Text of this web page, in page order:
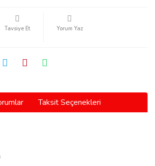
Tavsiye Et Yorum Yaz
Taksit Seçenekleri